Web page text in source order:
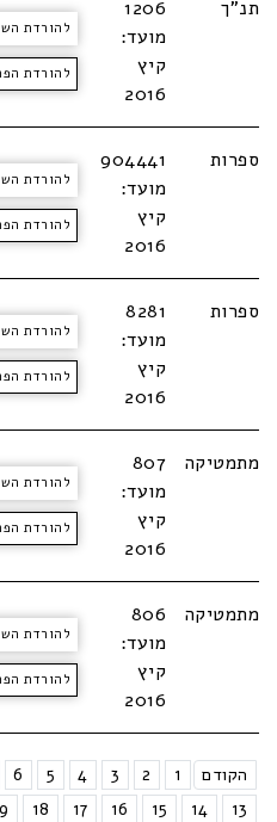
תנ"ך
1206
מועד:
קיץ
2016
להורדת
להורדת
ספרות
904441
מועד:
קיץ
2016
להורדת
להורדת
ספרות
8281
מועד:
קיץ
2016
להורדת
להורדת
מתמטיקה
807
מועד:
קיץ
2016
להורדת
להורדת
מתמטיקה
806
מועד:
קיץ
2016
להורדת
להורדת
הקודם 1
2
3
4
5
6
13
14
15
16
17
18